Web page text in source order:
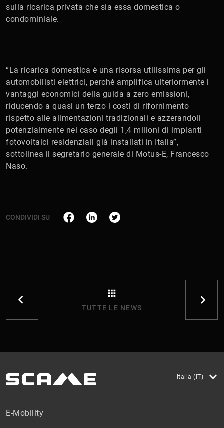
sulla ricarica privata che sia essa domestica o
condominiale.
“La ricarica domestica è una risorsa utilissima per gli
automobilisti elettrici, perché amplifica ulteriormente i
vantaggi economici della guida a zero emissioni,
riducendo a quasi un terzo i costi di rifornimento
rispetto alle alimentazioni tradizionali e azzerandoli
potenzialmente nel caso degli 1,4 milioni di impianti
fotovoltaici residenziali già installati in Italia”,
sottolinea il segretario generale di Motus-E, Francesco
Naso.
CONDIVIDI SU
TUTTE LE NEWS
Italia (IT)
E-Mobility